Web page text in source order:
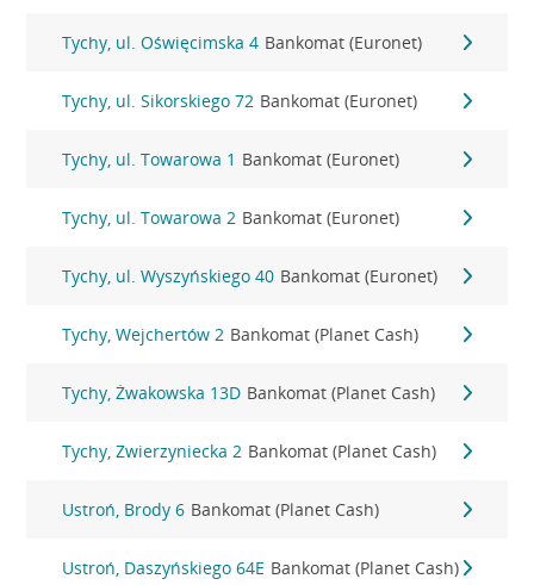
Tychy, ul. Oświęcimska 4 Bankomat (Euronet)
Tychy, ul. Sikorskiego 72 Bankomat (Euronet)
Tychy, ul. Towarowa 1 Bankomat (Euronet)
Tychy, ul. Towarowa 2 Bankomat (Euronet)
Tychy, ul. Wyszyńskiego 40 Bankomat (Euronet)
Tychy, Wejchertów 2 Bankomat (Planet Cash)
Tychy, Żwakowska 13D Bankomat (Planet Cash)
Tychy, Zwierzyniecka 2 Bankomat (Planet Cash)
Ustroń, Brody 6 Bankomat (Planet Cash)
Ustroń, Daszyńskiego 64E Bankomat (Planet Cash)